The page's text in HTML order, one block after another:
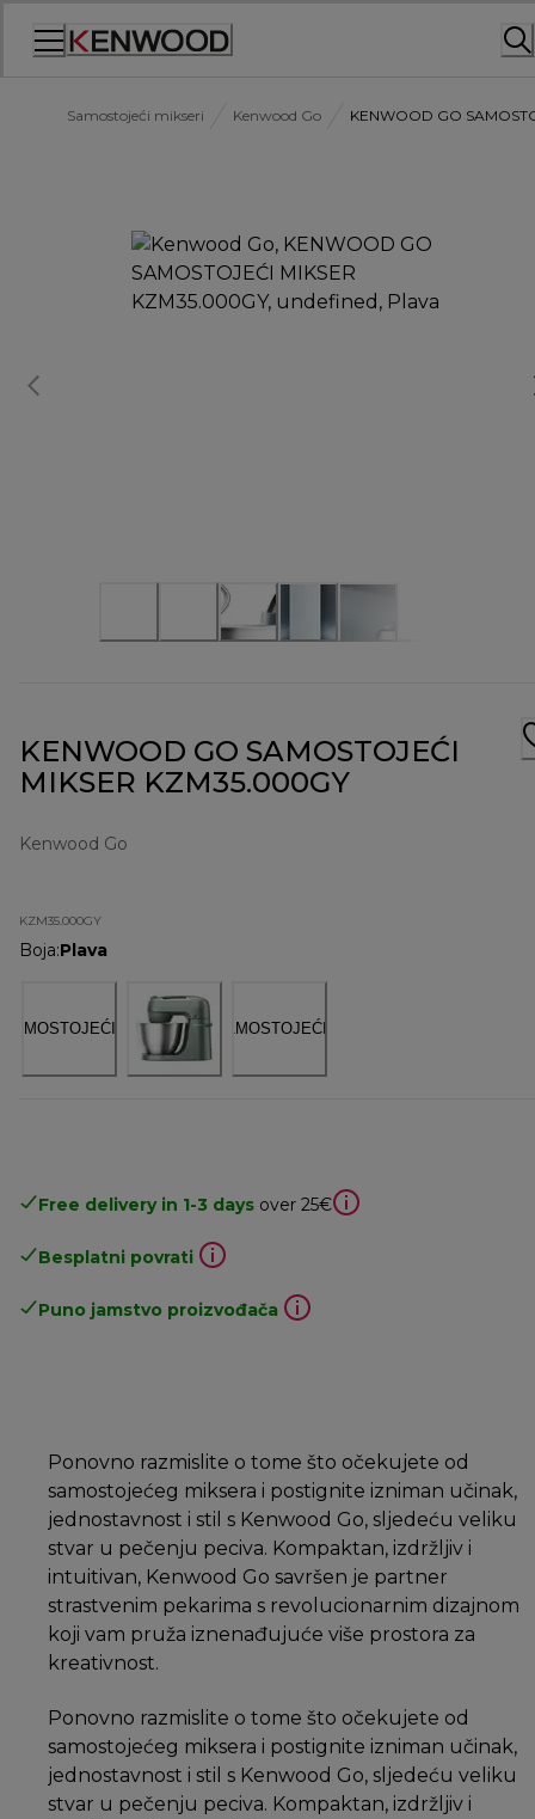
Samostojeći mikseri Kenwood Go KENWOOD GO
KENWOOD GO SAMOSTOJEĆI
MIKSER KZM35.000GY
Kenwood Go
KZM35.000GY
Boja:Plava
Free delivery in 1-3 days over 25€
Besplatni povrati
Puno jamstvo proizvođača
Ponovno razmislite o tome što očekujete od
samostojećeg miksera i postignite izniman učinak,
jednostavnost i stil s Kenwood Go, sljedeću veliku
stvar u pečenju peciva. Kompaktan, izdržljiv i
intuitivan, Kenwood Go savršen je partner
strastvenim pekarima s revolucionarnim dizajnom
koji vam pruža iznenađujuće više prostora za
kreativnost.
Ponovno razmislite o tome što očekujete od
samostojećeg miksera i postignite izniman učinak,
jednostavnost i stil s Kenwood Go, sljedeću veliku
stvar u pečenju peciva. Kompaktan, izdržljiv i